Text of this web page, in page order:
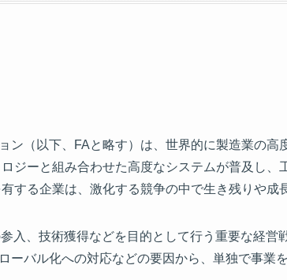
ン（以下、FAと略す）は、世界的に製造業の
ジーと組み合わせた高度なシステムが普及し
する企業は、激化する競争の中で生き残りや
入、技術獲得などを目的として行う重要な経
ーバル化への対応などの要因から、単独で事